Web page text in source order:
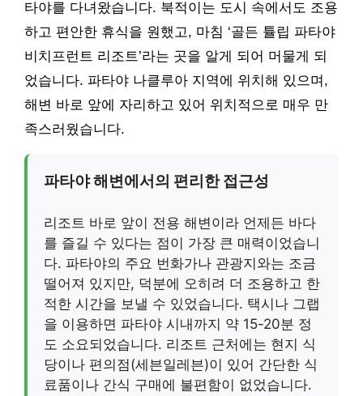
타야를 다녀왔습니다. 북적이는 도시 속에서도 조용
하고 편안한 휴식을 원했고, 마침 ‘골든 튤립 파타야
비치프런트 리조트’라는 곳을 알게 되어 머물게 되
었습니다. 파타야 나클루아 지역에 위치해 있으며,
해변 바로 앞에 자리하고 있어 위치적으로 매우 만
족스러웠습니다.
파타야 해변에서의 편리한 접근성
리조트 바로 앞이 전용 해변이라 언제든 바다
를 즐길 수 있다는 점이 가장 큰 매력이었습니
다. 파타야의 주요 번화가나 관광지와는 조금
떨어져 있지만, 덕분에 오히려 더 조용하고 한
적한 시간을 보낼 수 있었습니다. 택시나 그랩
을 이용하면 파타야 시내까지 약 15-20분 정
도 소요되었습니다. 리조트 근처에는 현지 식
당이나 편의점(세븐일레븐)이 있어 간단한 식
료품이나 간식 구매에 불편함이 없었습니다.